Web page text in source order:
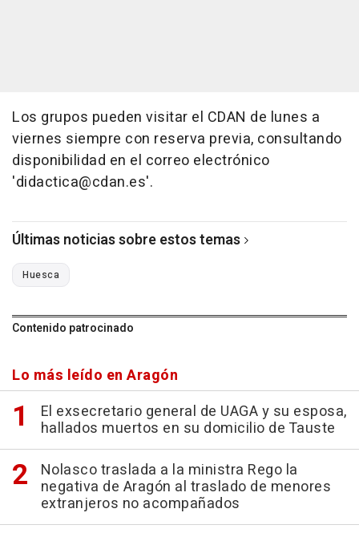
Los grupos pueden visitar el CDAN de lunes a
viernes siempre con reserva previa, consultando
disponibilidad en el correo electrónico
'didactica@cdan.es'.
Últimas noticias sobre estos temas
Huesca
Contenido patrocinado
Lo más leído en Aragón
El exsecretario general de UAGA y su esposa,
hallados muertos en su domicilio de Tauste
Nolasco traslada a la ministra Rego la
negativa de Aragón al traslado de menores
extranjeros no acompañados